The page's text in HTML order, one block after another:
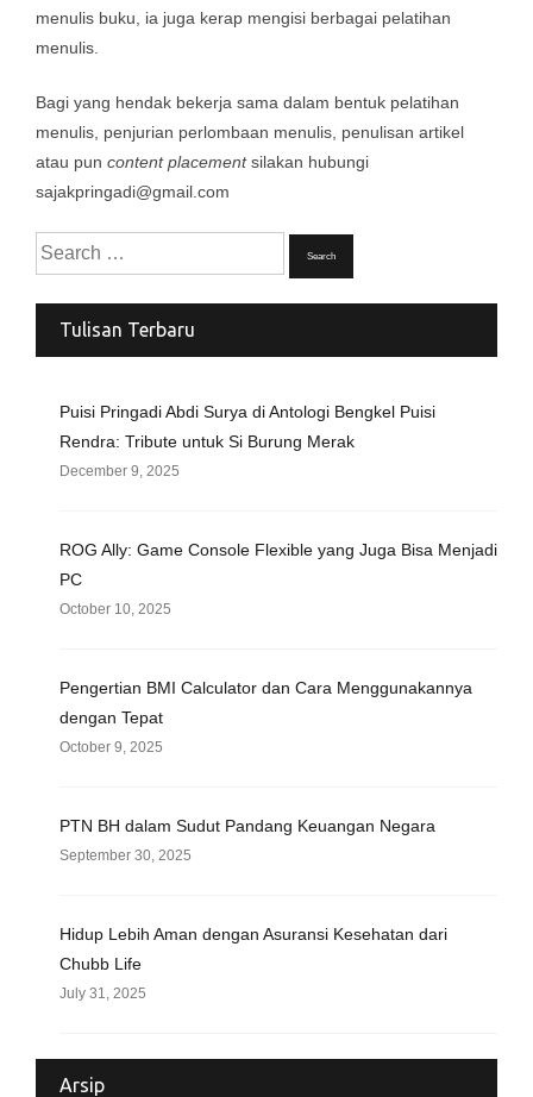
menulis buku, ia juga kerap mengisi berbagai pelatihan
menulis.
Bagi yang hendak bekerja sama dalam bentuk pelatihan
menulis, penjurian perlombaan menulis, penulisan artikel
atau pun content placementsilakan hubungi
sajakpringadi@gmail.com
Search
for:
Tulisan Terbaru
Puisi Pringadi Abdi Surya di Antologi Bengkel Puisi
Rendra: Tribute untuk Si Burung Merak
December 9, 2025
ROG Ally: Game Console Flexible yang Juga Bisa Menjadi
PC
October 10, 2025
Pengertian BMI Calculator dan Cara Menggunakannya
dengan Tepat
October 9, 2025
PTN BH dalam Sudut Pandang Keuangan Negara
September 30, 2025
Hidup Lebih Aman dengan Asuransi Kesehatan dari
Chubb Life
July 31, 2025
Arsip